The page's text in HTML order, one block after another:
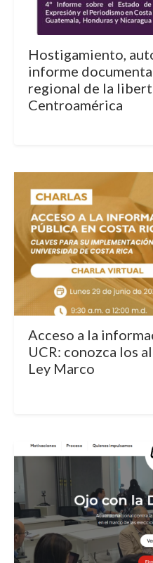
Hostigamiento,
informe
regional de la
Centroamérica
Acceso a la
UCR: conozca los
Ley Marco